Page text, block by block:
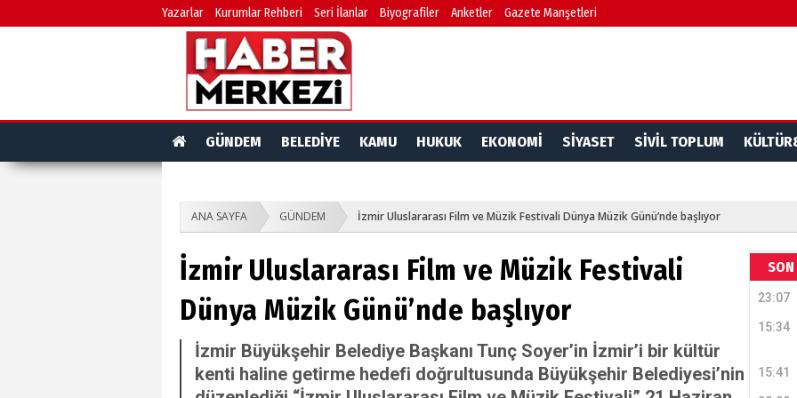
Yazarlar Kurumlar Rehberi Seri İlanlar Biyografiler Anketler Gazete Manşetleri
GÜNDEM BELEDİYE KAMU HUKUK EKONOMİ SİYASET SİVİL TOPLUM
ANA SAYFA GÜNDEM İzmir Uluslararası Film ve Müzik Festivali Dünya Müzik Günü’nde başlıyor
İzmir Uluslararası Film ve Müzik Festivali
Dünya Müzik Günü’nde başlıyor
İzmir Büyükşehir Belediye Başkanı Tunç Soyer’in İzmir’i bir kültür
kenti haline getirme hedefi doğrultusunda Büyükşehir Belediyesi’nin
SON
23:07
15:34
15:41